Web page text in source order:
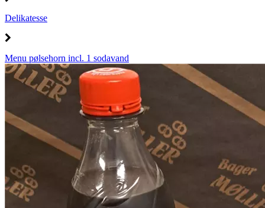
Delikatesse
Menu pølsehorn incl. 1 sodavand